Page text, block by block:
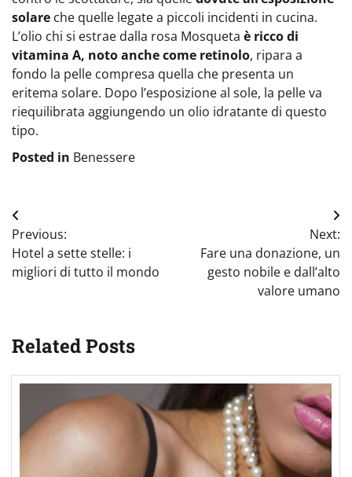
solare che quelle legate a piccoli incidenti in cucina.
L’olio chi si estrae dalla rosa Mosqueta è ricco di
vitamina A, noto anche come retinolo, ripara a
fondo la pelle compresa quella che presenta un
eritema solare. Dopo l’esposizione al sole, la pelle va
riequilibrata aggiungendo un olio idratante di questo
tipo.
Posted in Benessere
Navigazione
articoli
Previous:
Hotel a sette stelle: i
migliori di tutto il mondo
Next:
Fare una donazione, un
gesto nobile e dall’alto
valore umano
Related Posts